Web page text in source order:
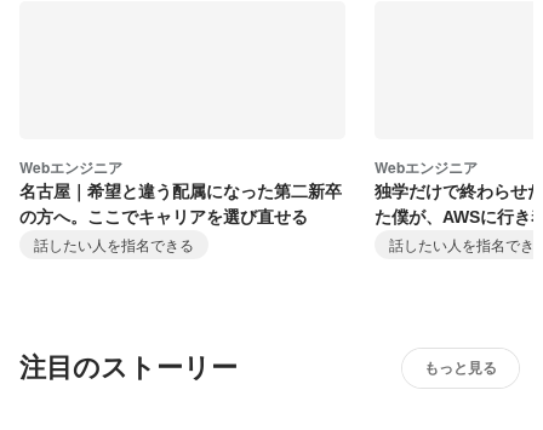
Webエンジニア
名古屋｜希望と違う配属になった第二新卒
の方へ。ここでキャリアを選び直せる
話したい人を指名できる
Webエンジニア
独学だけで終わらせ
た僕が、AWSに行き
話したい人を指名でき
注目のストーリー もっと見る